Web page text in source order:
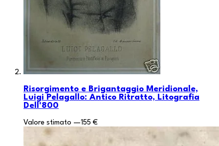
Risorgimento e Brigantaggio Meridionale,
Luigi Pelagallo: Antico Ritratto, Litografia
Dell'800
Valore stimato —155 €